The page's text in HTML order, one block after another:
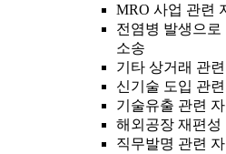
MRO 사업 관련
전염병 발생으로
소송
기타 상거래 관
신기술 도입 관
기술유출 관련
해외공장 재편성
직무발명 관련